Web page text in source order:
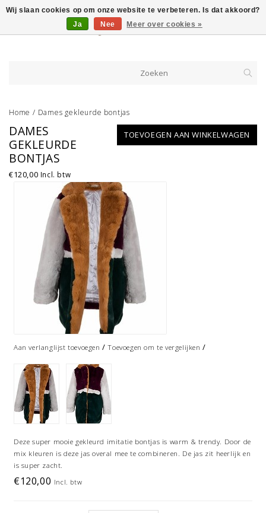
Home / Dames gekleurde bontjas
TOEVOEGEN AAN WINKELWAGEN
DAMES
GEKLEURDE
BONTJAS
€120,00 Incl. btw
Aan verlanglijst toevoegen /Toevoegen om te vergelijken /
Deze super mooie gekleurd imitatie bontjas is warm & trendy. Door de
mix kleuren is deze jas overal mee te combineren. De jas zit heerlijk en
is super zacht.
€120,00 Incl. btw
Wij slaan cookies op om onze website te verbeteren. Is dat akkoord?
Ja
Nee Meer over cookies »